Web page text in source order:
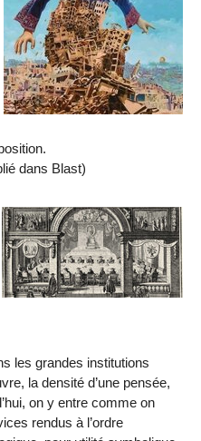
dans Blast)
les grandes institutions
la densité d’une pensée,
on y entre comme on
rendus à l’ordre